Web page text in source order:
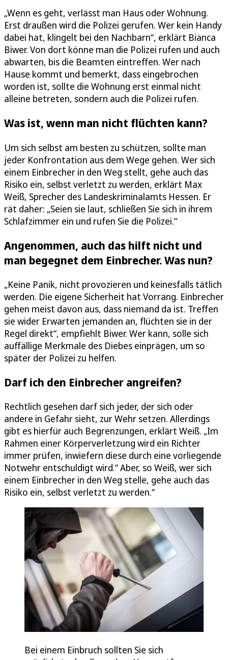
„Wenn es geht, verlässt man Haus oder Wohnung.
Erst draußen wird die Polizei gerufen. Wer kein Handy
dabei hat, klingelt bei den Nachbarn“, erklärt Bianca
Biwer. Von dort könne man die Polizei rufen und auch
abwarten, bis die Beamten eintreffen. Wer nach
Hause kommt und bemerkt, dass eingebrochen
worden ist, sollte die Wohnung erst einmal nicht
alleine betreten, sondern auch die Polizei rufen.
Was ist, wenn man nicht flüchten kann?
Um sich selbst am besten zu schützen, sollte man
jeder Konfrontation aus dem Wege gehen. Wer sich
einem Einbrecher in den Weg stellt, gehe auch das
Risiko ein, selbst verletzt zu werden, erklärt Max
Weiß, Sprecher des Landeskriminalamts Hessen. Er
rät daher: „Seien sie laut, schließen Sie sich in ihrem
Schlafzimmer ein und rufen Sie die Polizei.“
Angenommen, auch das hilft nicht und
man begegnet dem Einbrecher. Was nun?
„Keine Panik, nicht provozieren und keinesfalls tätlich
werden. Die eigene Sicherheit hat Vorrang. Einbrecher
gehen meist davon aus, dass niemand da ist. Treffen
sie wider Erwarten jemanden an, flüchten sie in der
Regel direkt“, empfiehlt Biwer. Wer kann, solle sich
auffällige Merkmale des Diebes einprägen, um so
später der Polizei zu helfen.
Darf ich den Einbrecher angreifen?
Rechtlich gesehen darf sich jeder, der sich oder
andere in Gefahr sieht, zur Wehr setzen. Allerdings
gibt es hierfür auch Begrenzungen, erklärt Weiß. „Im
Rahmen einer Körperverletzung wird ein Richter
immer prüfen, inwiefern diese durch eine vorliegende
Notwehr entschuldigt wird.“ Aber, so Weiß, wer sich
einem Einbrecher in den Weg stelle, gehe auch das
Risiko ein, selbst verletzt zu werden.“
Bei einem Einbruch sollten Sie sich